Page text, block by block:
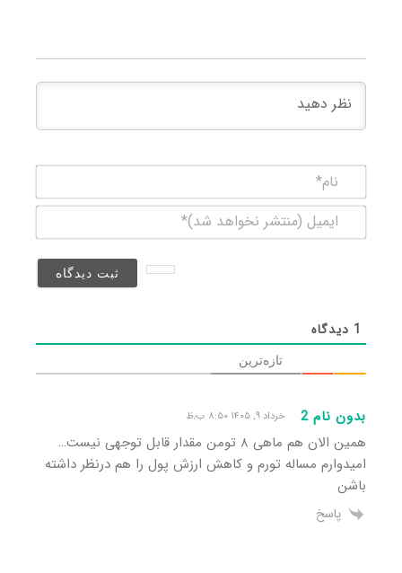
(منتشر
1 دیدگاه
تازه‌ترین
بدون نام 2 خرداد ۹, ۱۴۰۵ ۸:۵۰ ب٫ظ
همین الان هم ماهی ۸ تومن مقدار قابل توجهی نیست…
امیدوارم مساله تورم و کاهش ارزش پول را هم درنظر داشته
باشن
پاسخ